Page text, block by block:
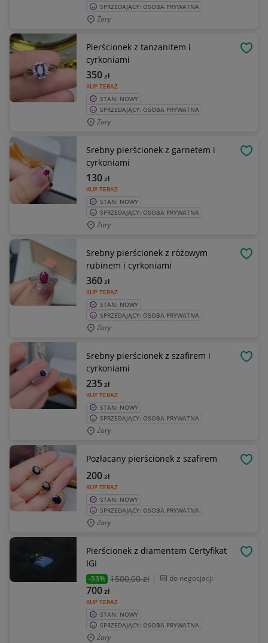
SPRZEDAJĄCY: OSOBA PRYWATNA
Żary
Pierścionek z tanzanitem i
cyrkoniami
KUP TERAZ
350zł
STAN: NOWY
SPRZEDAJĄCY: OSOBA PRYWATNA
Żary
Srebny pierścionek z garnetem i
cyrkoniami
KUP TERAZ
130zł
STAN: NOWY
SPRZEDAJĄCY: OSOBA PRYWATNA
Żary
Srebny pierścionek z różowym
rubinem i cyrkoniami
KUP TERAZ
360zł
STAN: NOWY
SPRZEDAJĄCY: OSOBA PRYWATNA
Żary
Srebny pierścionek z szafirem i
cyrkoniami
KUP TERAZ
235zł
STAN: NOWY
SPRZEDAJĄCY: OSOBA PRYWATNA
Żary
Pozłacany pierścionek z szafirem
KUP TERAZ
200zł
STAN: NOWY
SPRZEDAJĄCY: OSOBA PRYWATNA
Żary
Pierścionek z diamentem Certyfikat
IGI
-53% 1500,00 zł do negocjacji
KUP TERAZ
700zł
STAN: NOWY
SPRZEDAJĄCY: OSOBA PRYWATNA
Żary